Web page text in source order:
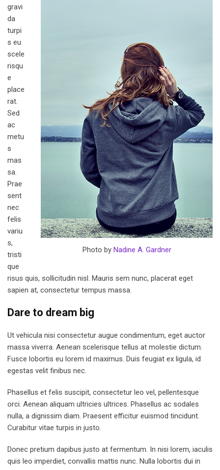
Photo by Nadine A. Gardner
gravi
da
turpi
s eu
scele
risqu
e
place
rat.
Sed
ac
metu
s
mas
sa.
Prae
sent
nec
felis
variu
s,
tristi
que
risus quis, sollicitudin nisl. Mauris sem nunc, placerat eget
sapien at, consectetur tempus massa.
Dare to dream big
Ut vehicula nisi consectetur augue condimentum, eget auctor
massa viverra. Aenean scelerisque tellus at molestie dictum.
Fusce lobortis eu lorem id maximus. Duis feugiat ex ligula, id
egestas velit finibus nec.
Phasellus et felis suscipit, consectetur leo vel, pellentesque
orci. Aenean aliquam ultricies ultrices. Phasellus ac sodales
nulla, a dignissim diam. Praesent efficitur euismod tincidunt.
Curabitur vitae turpis in justo.
Donec pretium dapibus justo at fermentum. In nisi lorem, iaculis
quis leo imperdiet, convallis mattis nunc. Nulla lobortis dui in